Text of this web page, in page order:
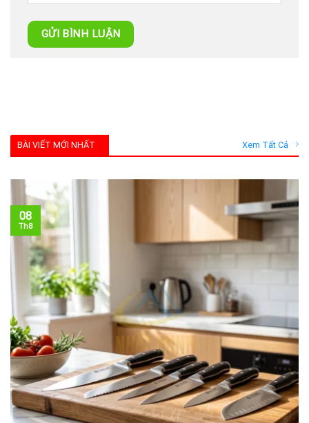
BÀI VIẾT MỚI NHẤT Xem Tất Cả
08
Th8